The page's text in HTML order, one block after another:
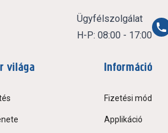
Ügyfélszolgálat
H-P: 08:00 - 17:00
világa Információ
Fizetési mód
Applikáció